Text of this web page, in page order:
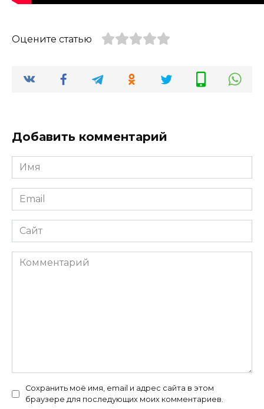
Оцените статью
Добавить комментарий
Имя
*
Email
*
Сайт
Комментарий
Сохранить моё имя, email и адрес сайта в этом
браузере для последующих моих комментариев.